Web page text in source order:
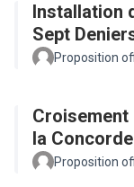
Installation
Sept
Proposition
la Concorde
Proposition